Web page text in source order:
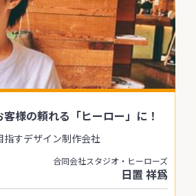
様の頼れる「ヒーロー」に！
すデザイン制作会社
合同会社スタジオ・ヒーローズ
日置 祥爲